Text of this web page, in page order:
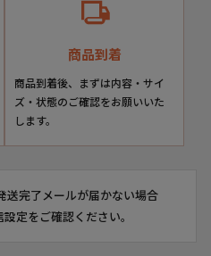
商品到着
商品到着後、まずは内容・サイ
ズ・状態のご確認をお願いいた
します。
送完了メールが届かない場合
定をご確認ください。